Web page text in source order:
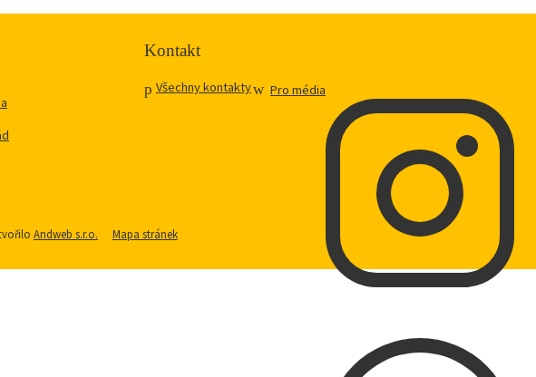
Kontakt
Všechny kontakty Pro média
Andweb s.r.o. Mapa stránek